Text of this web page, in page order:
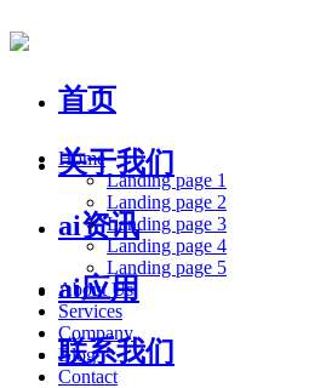
首页
关于我们
ai资讯
ai应用
联系我们
Home
Landing page 1
Landing page 2
Landing page 3
Landing page 4
Landing page 5
About Us
Services
Company
Blog
Contact